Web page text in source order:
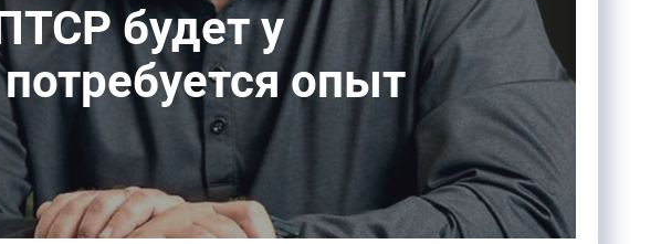
будет у
опыт